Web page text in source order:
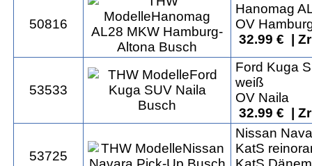
50816
Hanomag
OV
32.99 € |
53533
Ford Kuga
weiß
OV Naila
32.99 € |
53725
Nissan
KatS